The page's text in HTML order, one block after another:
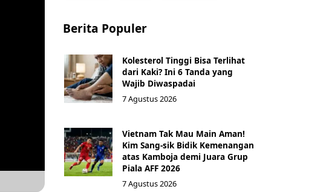
Berita Populer
Kolesterol Tinggi Bisa Terlihat
dari Kaki? Ini 6 Tanda yang
Wajib Diwaspadai
7 Agustus 2026
Vietnam Tak Mau Main Aman!
Kim Sang-sik Bidik Kemenangan
atas Kamboja demi Juara Grup
Piala AFF 2026
7 Agustus 2026